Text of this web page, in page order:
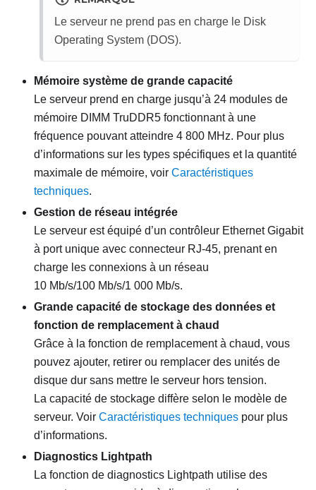
Le serveur ne prend pas en charge le Disk
Operating System (DOS).
Mémoire système de grande capacité
Le serveur prend en charge jusqu’à 24 modules de
mémoire DIMM TruDDR5 fonctionnant à une
fréquence pouvant atteindre 4 800 MHz. Pour plus
d’informations sur les types spécifiques et la quantité
maximale de mémoire, voir Caractéristiques
techniques.
Gestion de réseau intégrée
Le serveur est équipé d’un contrôleur Ethernet Gigabit
à port unique avec connecteur RJ-45, prenant en
charge les connexions à un réseau
10 Mb/s/100 Mb/s/1 000 Mb/s.
Grande capacité de stockage des données et
fonction de remplacement à chaud
Grâce à la fonction de remplacement à chaud, vous
pouvez ajouter, retirer ou remplacer des unités de
disque dur sans mettre le serveur hors tension.
La capacité de stockage diffère selon le modèle de
serveur. Voir Caractéristiques techniques pour plus
d’informations.
Diagnostics Lightpath
La fonction de diagnostics Lightpath utilise des